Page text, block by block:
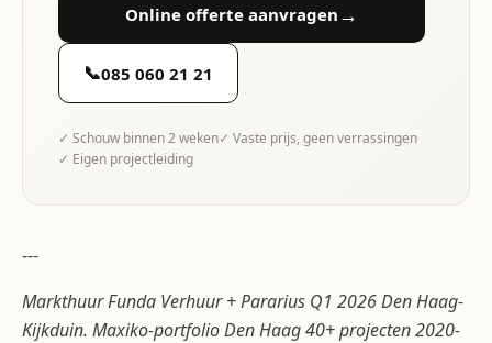
Online offerte aanvragen →
📞085 060 21 21
✓ Schouw binnen 2 weken✓ Vaste prijs, geen verrassingen
✓ Eigen projectleiding
---
Markthuur Funda Verhuur + Pararius Q1 2026 Den Haag-
Kijkduin. Maxiko-portfolio Den Haag 40+ projecten 2020-